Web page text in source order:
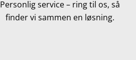
Personlig service – ring til os, så
finder vi sammen en løsning.